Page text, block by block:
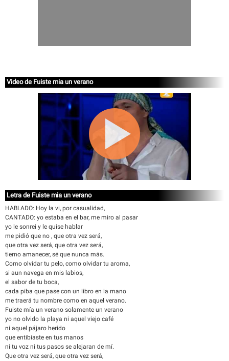
Video de Fuiste mia un verano
Letra de Fuiste mia un verano
HABLADO: Hoy la vi, por casualidad,
CANTADO: yo estaba en el bar, me miro al pasar
yo le sonrei y le quise hablar
me pidió que no , que otra vez será,
que otra vez será, que otra vez será,
tierno amanecer, sé que nunca más.
Como olvidar tu pelo, como olvidar tu aroma,
si aun navega en mis labios,
el sabor de tu boca,
cada piba que pase con un libro en la mano
me traerá tu nombre como en aquel verano.
Fuiste mía un verano solamente un verano
yo no olvido la playa ni aquel viejo café
ni aquel pájaro herido
que entibiaste en tus manos
ni tu voz ni tus pasos se alejaran de mí.
Que otra vez será, que otra vez será,